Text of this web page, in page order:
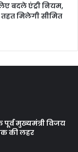
बदले एंट्री नियम,
मिलेगी सीमित
मुख्यमंत्री विजय
की लहर